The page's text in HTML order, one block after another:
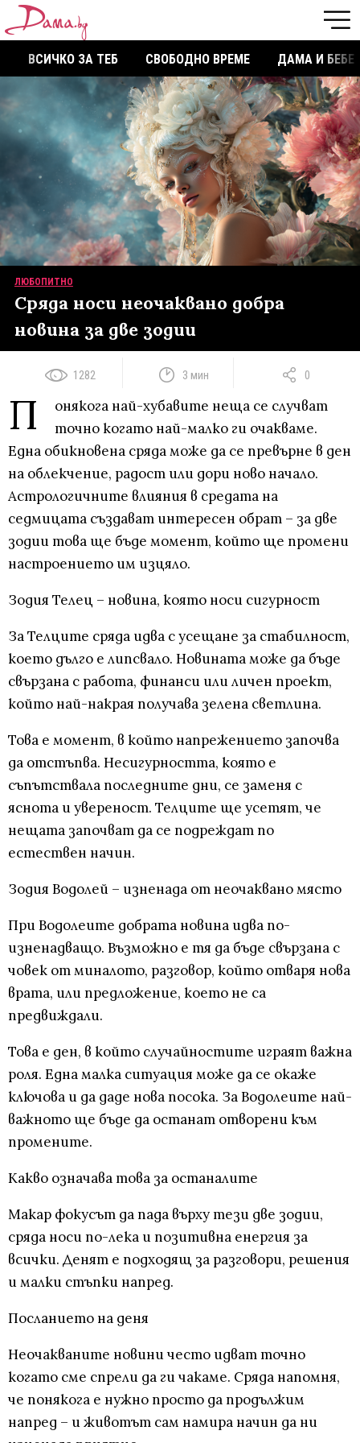
ВСИЧКО ЗА ТЕБ СВОБОДНО ВРЕМЕ ДАМА И БЕБЕ
ЛЮБОПИТНО
Сряда носи неочаквано добра
новина за две зодии
1282 3 мин 0
П
онякога най-хубавите неща се случват
точно когато най-малко ги очакваме.
Една обикновена сряда може да се превърне в ден
на облекчение, радост или дори ново начало.
Астрологичните влияния в средата на
седмицата създават интересен обрат – за две
зодии това ще бъде момент, който ще промени
настроението им изцяло.
Зодия Телец – новина, която носи сигурност
За Телците сряда идва с усещане за стабилност,
което дълго е липсвало. Новината може да бъде
свързана с работа, финанси или личен проект,
който най-накрая получава зелена светлина.
Това е момент, в който напрежението започва
да отстъпва. Несигурността, която е
съпътствала последните дни, се заменя с
яснота и увереност. Телците ще усетят, че
нещата започват да се подреждат по
естествен начин.
Зодия Водолей – изненада от неочаквано място
При Водолеите добрата новина идва по-
изненадващо. Възможно е тя да бъде свързана с
човек от миналото, разговор, който отваря нова
врата, или предложение, което не са
предвиждали.
Това е ден, в който случайностите играят важна
роля. Една малка ситуация може да се окаже
ключова и да даде нова посока. За Водолеите най-
важното ще бъде да останат отворени към
промените.
Какво означава това за останалите
Макар фокусът да пада върху тези две зодии,
сряда носи по-лека и позитивна енергия за
всички. Денят е подходящ за разговори, решения
и малки стъпки напред.
Посланието на деня
Неочакваните новини често идват точно
когато сме спрели да ги чакаме. Сряда напомня,
че понякога е нужно просто да продължим
напред – и животът сам намира начин да ни